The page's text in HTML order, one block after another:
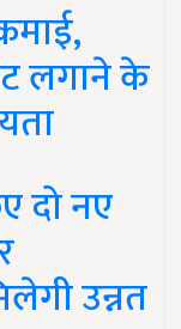
लगाने के
दो नए
उन्नत